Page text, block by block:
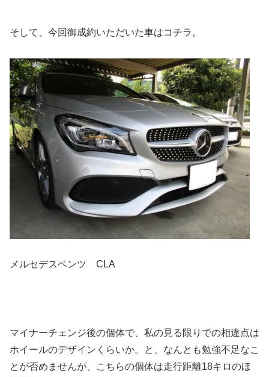
そして、今回御成約いただいた車はコチラ。
メルセデスベンツ CLA
マイナーチェンジ後の個体で、私の見る限りでの相違点は
ホイールのデザインくらいか。と、なんとも勉強不足なこ
とが否めませんが、こちらの個体は走行距離18キロのほ